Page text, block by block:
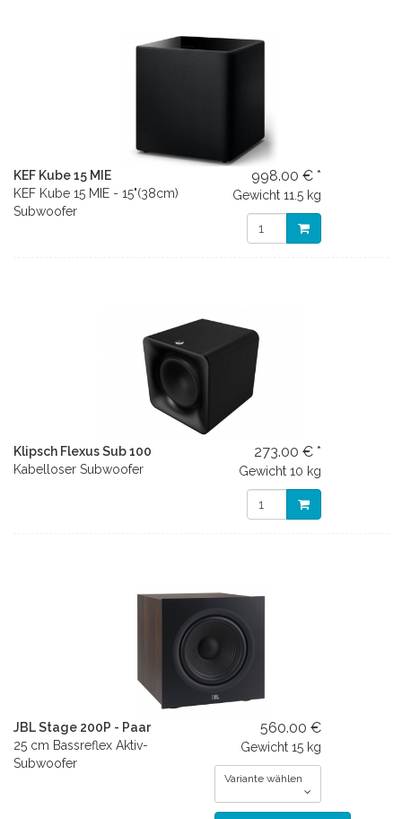
KEF Kube 15 MIE
KEF Kube 15 MIE - 15"(38cm)
Subwoofer
998.00 € *
Gewicht 11.5 kg
Klipsch Flexus Sub 100
Kabelloser Subwoofer
273.00 € *
Gewicht 10 kg
JBL Stage 200P - Paar
25 cm Bassreflex Aktiv-
Subwoofer
560.00 €
Gewicht 15 kg
Variante wählen